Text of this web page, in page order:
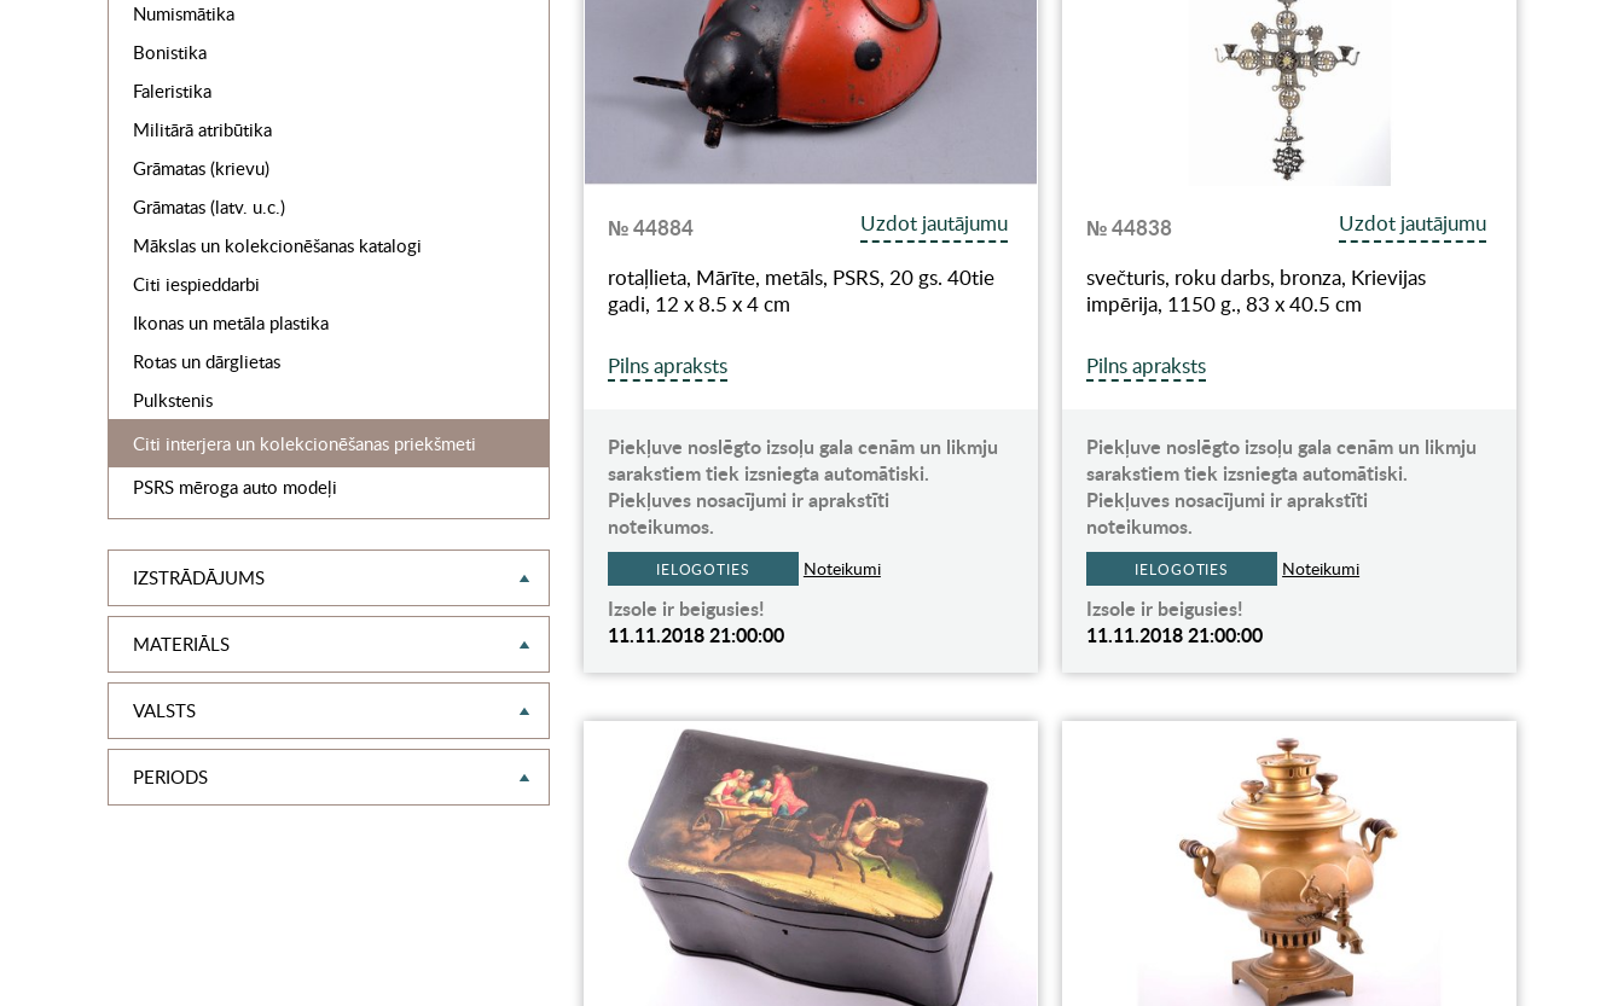
Numismātika
Bonistika
Faleristika
Militārā atribūtika
Grāmatas (krievu)
Grāmatas (latv. u.c.)
Mākslas un kolekcionēšanas katalogi
Citi iespieddarbi
Ikonas un metāla plastika
Rotas un dārglietas
Pulkstenis
Citi interjera un kolekcionēšanas priekšmeti
PSRS mēroga auto modeļi
IZSTRĀDĀJUMS
MATERIĀLS
VALSTS
PERIODS
№ 44884
Uzdot jautājumu
rotaļlieta, Mārīte, metāls, PSRS, 20 gs. 40tie
gadi, 12 x 8.5 x 4 cm
Pilns apraksts
Piekļuve noslēgto izsoļu gala cenām un likmju
sarakstiem tiek izsniegta automātiski.
Piekļuves nosacījumi ir aprakstīti
noteikumos.
IELOGOTIES Noteikumi
Izsole ir beigusies!
11.11.2018 21:00:00
№ 44838
Uzdot jautājumu
svečturis, roku darbs, bronza, Krievijas
impērija, 1150 g., 83 x 40.5 cm
Pilns apraksts
Piekļuve noslēgto izsoļu gala cenām un likmju
sarakstiem tiek izsniegta automātiski.
Piekļuves nosacījumi ir aprakstīti
noteikumos.
IELOGOTIES Noteikumi
Izsole ir beigusies!
11.11.2018 21:00:00